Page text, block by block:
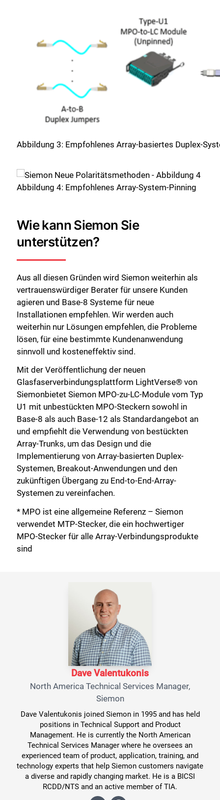
Abbildung 3: Empfohlenes Array-basiertes Duplex-
Abbildung 4: Empfohlenes Array-System-Pinning
Wie kann Siemon Sie
unterstützen?
Aus all diesen Gründen wird Siemon weiterhin als
vertrauenswürdiger Berater für unsere Kunden
agieren und Base-8 Systeme für neue
Installationen empfehlen. Wir werden auch
weiterhin nur Lösungen empfehlen, die Probleme
lösen, für eine bestimmte Kundenanwendung
sinnvoll und kosteneffektiv sind.
Mit der Veröffentlichung der neuen
Glasfaserverbindungsplattform LightVerse® von
Siemonbietet Siemon MPO-zu-LC-Module vom Typ
U1 mit unbestückten MPO-Steckern sowohl in
Base-8 als auch Base-12 als Standardangebot an
und empfiehlt die Verwendung von bestückten
Array-Trunks, um das Design und die
Implementierung von Array-basierten Duplex-
Systemen, Breakout-Anwendungen und den
zukünftigen Übergang zu End-to-End-Array-
Systemen zu vereinfachen.
* MPO ist eine allgemeine Referenz – Siemon
verwendet MTP-Stecker, die ein hochwertiger
MPO-Stecker für alle Array-Verbindungsprodukte
sind
Dave Valentukonis
North America Technical Services Manager,
Siemon
Dave Valentukonis joined Siemon in 1995 and has held
positions in Technical Support and Product
Management. He is currently the North American
Technical Services Manager where he oversees an
experienced team of product, application, training, and
technology experts that help Siemon customers navigate
a diverse and rapidly changing market. He is a BICSI
RCDD/NTS and an active member of TIA.